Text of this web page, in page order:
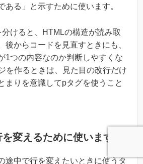
ある」と示すために使います。
けると、HTMLの構造が読み取
後からコードを見直すときにも、
1つの内容なのか判断しやすくな
を作るときは、見た目の改行だけ
まりを意識してpタグを使うこと
変えるために使います
途中で行を変えたいときに使うタ